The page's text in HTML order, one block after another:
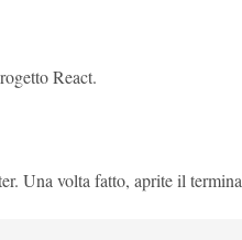
React.
Una volta fatto, aprite il